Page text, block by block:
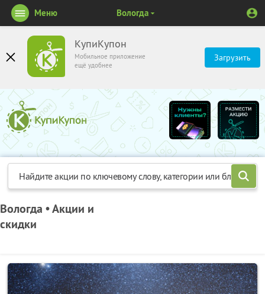
КупиКупон
Мобильное приложение
ещё удобнее
Загрузить
Меню Вологда
Вологда • Акции и
скидки